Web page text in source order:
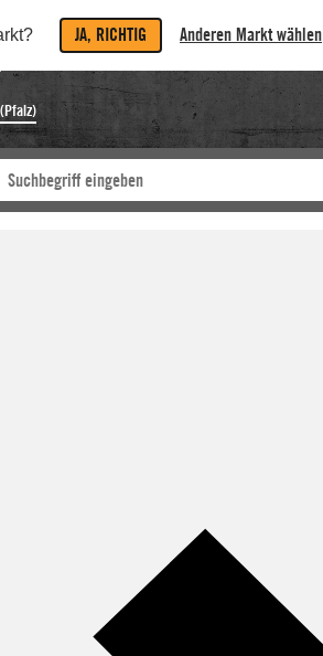
JA, RICHTIG Anderen Markt wählen